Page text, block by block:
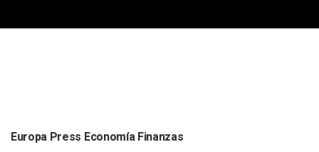
Europa Press Economía Finanzas